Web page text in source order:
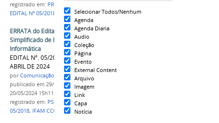
Selecionar Todos/Nenhum
Agenda
Agenda Diaria
Audio
Coleção
Página
Evento
External Content
Arquivo
Imagem
Link
Capa
Notícia
registrado em: PROJETOS INTEGRAIS
EDITAL Nº 05/2018
ERRATA do Edital do Processo Seletivo
Simplificado de Professor Substituto de
Informática
EDITAL Nº. 05/2024/GDG/CCO/IFAM, DE 29 DE
ABRIL DE 2024
porComunicação COARI
publicado em 29/04/2024 — última modificação
20/05/2024 15h11
registrado em: PSS INFORMÁTICA
05/2018, IFAM CCO 2024